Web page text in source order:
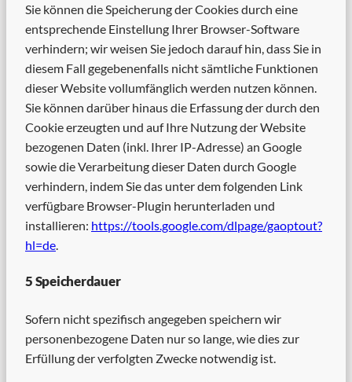
Sie können die Speicherung der Cookies durch eine
entsprechende Einstellung Ihrer Browser-Software
verhindern; wir weisen Sie jedoch darauf hin, dass Sie in
diesem Fall gegebenenfalls nicht sämtliche Funktionen
dieser Website vollumfänglich werden nutzen können.
Sie können darüber hinaus die Erfassung der durch den
Cookie erzeugten und auf Ihre Nutzung der Website
bezogenen Daten (inkl. Ihrer IP-Adresse) an Google
sowie die Verarbeitung dieser Daten durch Google
verhindern, indem Sie das unter dem folgenden Link
verfügbare Browser-Plugin herunterladen und
installieren: https://tools.google.com/dlpage/gaoptout?
hl=de
5 Speicherdauer
Sofern nicht spezifisch angegeben speichern wir
personenbezogene Daten nur so lange, wie dies zur
Erfüllung der verfolgten Zwecke notwendig ist.